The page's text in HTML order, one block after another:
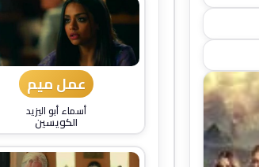
عمل ميم
أسماء أبو اليزيد
الكويسين